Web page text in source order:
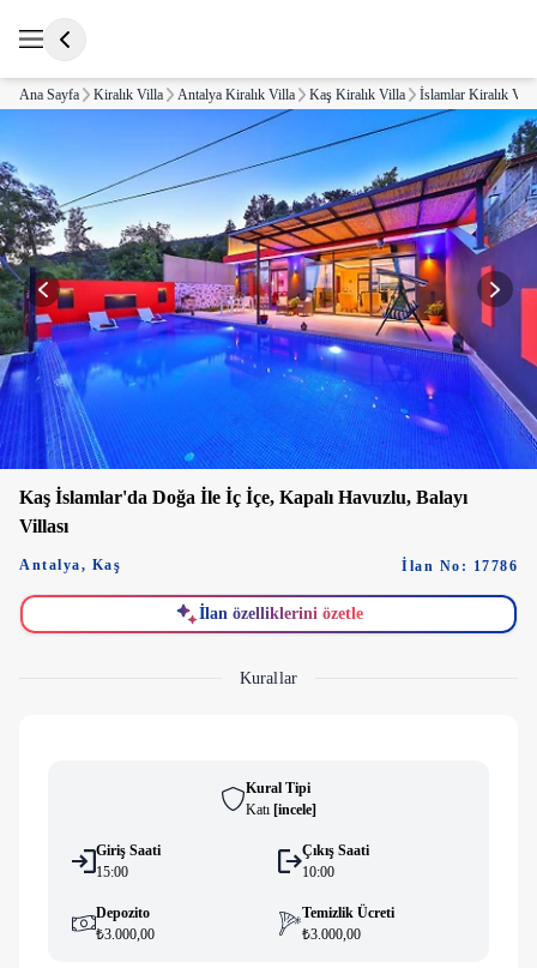
Ana Sayfa Kiralık Villa Antalya Kiralık Villa Kaş Kiralık Villa İslamlar Kiralık Villa
Kaş İslamlar'da Doğa İle İç İçe, Kapalı Havuzlu, Balayı
Villası
Antalya, Kaş İlan No: 17786
İlan özelliklerini özetle
Kurallar
Kural Tipi
Katı [i̇ncele]
Giriş Saati
15:00
Çıkış Saati
10:00
Depozito
₺3.000,00
Temizlik Ücreti
₺3.000,00